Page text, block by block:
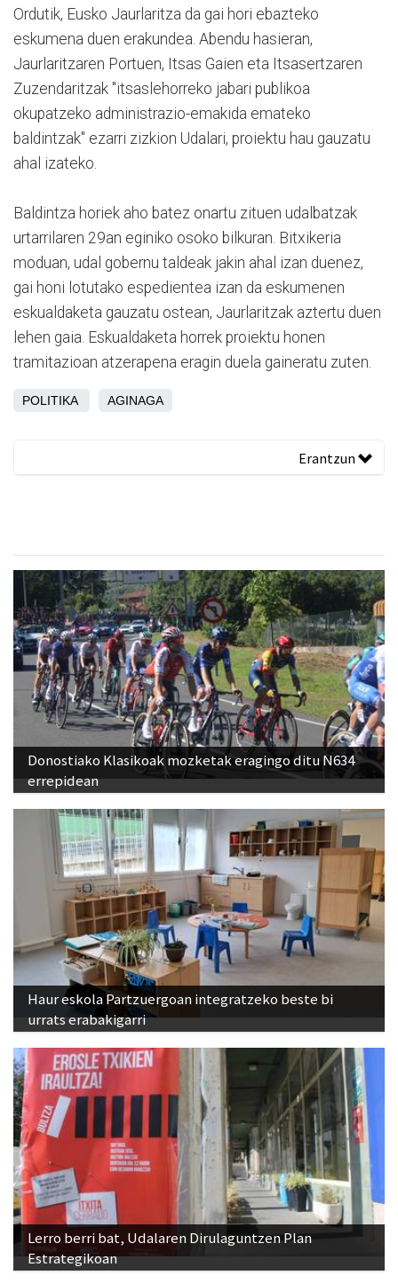
Ordutik, Eusko Jaurlaritza da gai hori ebazteko
eskumena duen erakundea. Abendu hasieran,
Jaurlaritzaren Portuen, Itsas Gaien eta Itsasertzaren
Zuzendaritzak "itsaslehorreko jabari publikoa
okupatzeko administrazio-emakida emateko
baldintzak" ezarri zizkion Udalari, proiektu hau gauzatu
ahal izateko.
Baldintza horiek aho batez onartu zituen udalbatzak
urtarrilaren 29an eginiko osoko bilkuran. Bitxikeria
moduan, udal gobernu taldeak jakin ahal izan duenez,
gai honi lotutako espedientea izan da eskumenen
eskualdaketa gauzatu ostean, Jaurlaritzak aztertu duen
lehen gaia. Eskualdaketa horrek proiektu honen
tramitazioan atzerapena eragin duela gaineratu zuten.
POLITIKA AGINAGA
Erantzun
Donostiako Klasikoak mozketak eragingo ditu N634
errepidean
Haur eskola Partzuergoan integratzeko beste bi
urrats erabakigarri
Lerro berri bat, Udalaren Dirulaguntzen Plan
Estrategikoan